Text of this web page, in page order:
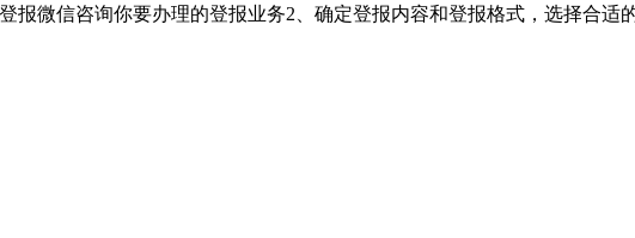
报微信咨询你要办理的登报业务2、确定登报内容和登报格式，选择合